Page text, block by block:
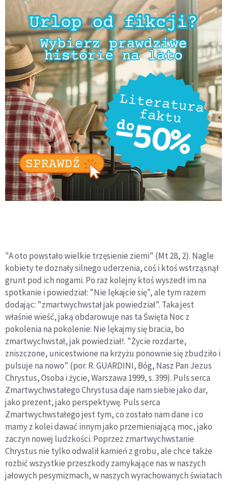
"A oto powstało wielkie trzęsienie ziemi" (Mt 28, 2). Nagle
kobiety te doznały silnego uderzenia, coś i ktoś wstrząsnął
grunt pod ich nogami. Po raz kolejny ktoś wyszedł im na
spotkanie i powiedział: "Nie lękajcie się", ale tym razem
dodając: "zmartwychwstał jak powiedział". Taka jest
właśnie wieść, jaką obdarowuje nas ta Święta Noc z
pokolenia na pokolenie: Nie lękajmy się bracia, bo
zmartwychwstał, jak powiedział!. "Życie rozdarte,
zniszczone, unicestwione na krzyżu ponownie się zbudziło i
pulsuje na nowo" (por. R. GUARDINI, Bóg, Nasz Pan Jezus
Chrystus, Osoba i życie, Warszawa 1999, s. 399). Puls serca
Zmartwychwstałego Chrystusa daje nam siebie jako dar,
jako prezent, jako perspektywę. Puls serca
Zmartwychwstałego jest tym, co zostało nam dane i co
mamy z kolei dawać innym jako przemieniającą moc, jako
zaczyn nowej ludzkości. Poprzez zmartwychwstanie
Chrystus nie tylko odwalił kamień z grobu, ale chce także
rozbić wszystkie przeszkody zamykające nas w naszych
jałowych pesymizmach, w naszych wyrachowanych światach